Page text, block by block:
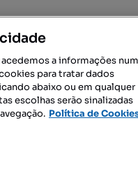
a informações num
para tratar dados
abaixo ou em qualquer
escolhas serão sinalizadas
Política de